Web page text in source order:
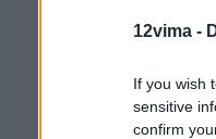
12vima -
If you wish
sensitive
confirm